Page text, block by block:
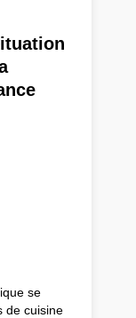
se
de cuisine